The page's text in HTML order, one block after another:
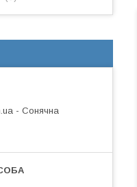
- Сонячна